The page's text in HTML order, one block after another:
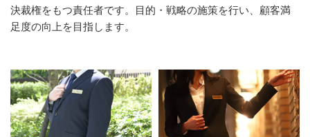
決裁権をもつ責任者です。目的・戦略の施策を行い、顧客満
足度の向上を目指します。